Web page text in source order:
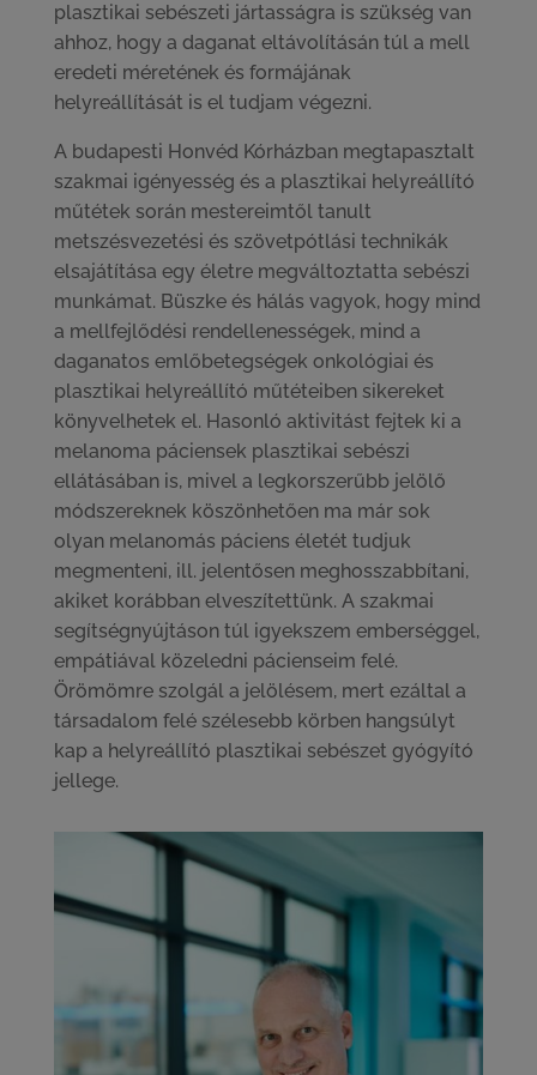
plasztikai sebészeti jártasságra is szükség van
ahhoz, hogy a daganat eltávolításán túl a mell
eredeti méretének és formájának
helyreállítását is el tudjam végezni.
A budapesti Honvéd Kórházban megtapasztalt
szakmai igényesség és a plasztikai helyreállító
műtétek során mestereimtől tanult
metszésvezetési és szövetpótlási technikák
elsajátítása egy életre megváltoztatta sebészi
munkámat. Büszke és hálás vagyok, hogy mind
a mellfejlődési rendellenességek, mind a
daganatos emlőbetegségek onkológiai és
plasztikai helyreállító műtéteiben sikereket
könyvelhetek el. Hasonló aktivitást fejtek ki a
melanoma páciensek plasztikai sebészi
ellátásában is, mivel a legkorszerűbb jelölő
módszereknek köszönhetően ma már sok
olyan melanomás páciens életét tudjuk
megmenteni, ill. jelentősen meghosszabbítani,
akiket korábban elveszítettünk. A szakmai
segítségnyújtáson túl igyekszem emberséggel,
empátiával közeledni pácienseim felé.
Örömömre szolgál a jelölésem, mert ezáltal a
társadalom felé szélesebb körben hangsúlyt
kap a helyreállító plasztikai sebészet gyógyító
jellege.